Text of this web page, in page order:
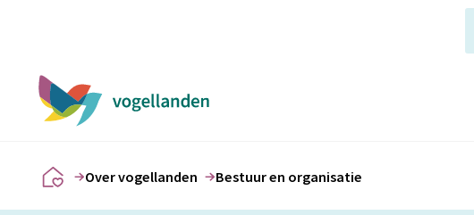
Over vogellanden Bestuur en organisatie